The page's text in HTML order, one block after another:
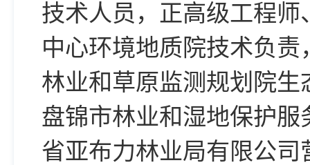
技术人员，正高级工程
中心环境地质院技术负
林业和草原监测规划院
盘锦市林业和湿地保护
省亚布力林业局有限公